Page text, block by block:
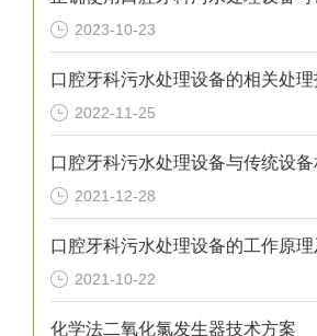
2023-10-23
2022-11-25
2021-12-28
2021-10-22
化学法二氧化氯发生器技术方案